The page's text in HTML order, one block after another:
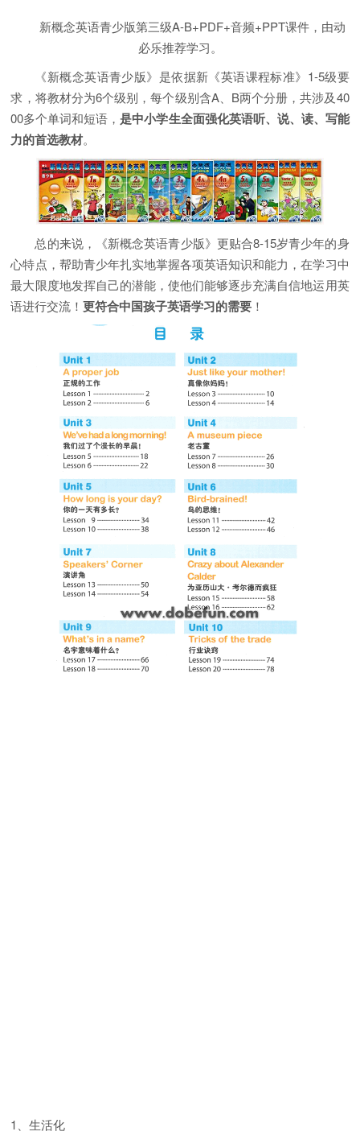
新概念英语青少版第三级A-B+PDF+音频+PPT课件，由动
必乐推荐学习。
《新概念英语青少版》是依据新《英语课程标准》1-5级要
求，将教材分为6个级别，每个级别含A、B两个分册，共涉及40
00多个单词和短语，是中小学生全面强化英语听、说、读、写能
力的首选教材。
总的来说，《新概念英语青少版》更贴合8-15岁青少年的身
心特点，帮助青少年扎实地掌握各项英语知识和能力，在学习中
最大限度地发挥自己的潜能，使他们能够逐步充满自信地运用英
语进行交流！更符合中国孩子英语学习的需要 ！
1、生活化